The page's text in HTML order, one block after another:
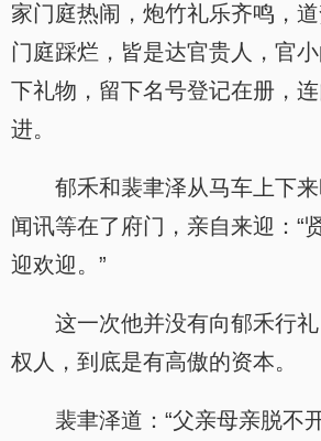
家门庭热闹，炮竹礼乐齐鸣，
门庭踩烂，皆是达官贵人，官
下礼物，留下名号登记在册，
进。
郁禾和裴聿泽从马车上下
闻讯等在了府门，亲自来迎：“
迎欢迎。”
这一次他并没有向郁禾行
权人，到底是有高傲的资本。
裴聿泽道：“父亲母亲脱不